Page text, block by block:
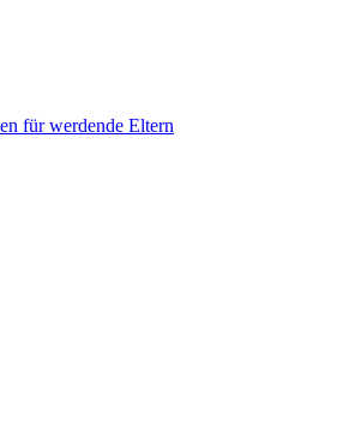
für werdende Eltern